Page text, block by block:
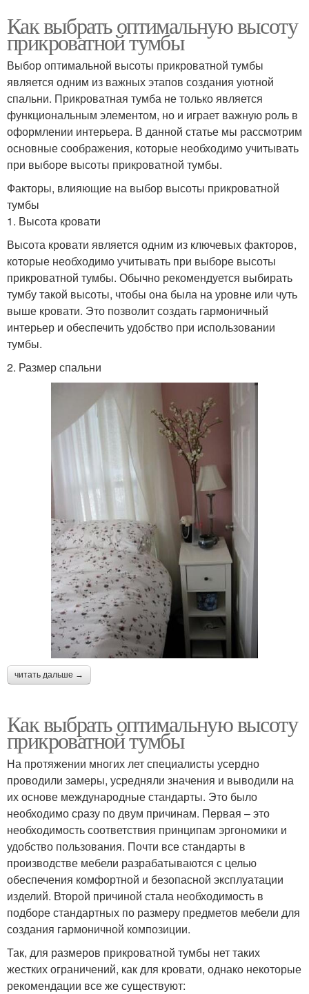
Как выбрать оптимальную высоту
прикроватной тумбы
Выбор оптимальной высоты прикроватной тумбы
является одним из важных этапов создания уютной
спальни. Прикроватная тумба не только является
функциональным элементом, но и играет важную роль в
оформлении интерьера. В данной статье мы рассмотрим
основные соображения, которые необходимо учитывать
при выборе высоты прикроватной тумбы.
Факторы, влияющие на выбор высоты прикроватной
тумбы
1. Высота кровати
Высота кровати является одним из ключевых факторов,
которые необходимо учитывать при выборе высоты
прикроватной тумбы. Обычно рекомендуется выбирать
тумбу такой высоты, чтобы она была на уровне или чуть
выше кровати. Это позволит создать гармоничный
интерьер и обеспечить удобство при использовании
тумбы.
2. Размер спальни
читать дальше →
Как выбрать оптимальную высоту
прикроватной тумбы
На протяжении многих лет специалисты усердно
проводили замеры, усредняли значения и выводили на
их основе международные стандарты. Это было
необходимо сразу по двум причинам. Первая – это
необходимость соответствия принципам эргономики и
удобство пользования. Почти все стандарты в
производстве мебели разрабатываются с целью
обеспечения комфортной и безопасной эксплуатации
изделий. Второй причиной стала необходимость в
подборе стандартных по размеру предметов мебели для
создания гармоничной композиции.
Так, для размеров прикроватной тумбы нет таких
жестких ограничений, как для кровати, однако некоторые
рекомендации все же существуют: